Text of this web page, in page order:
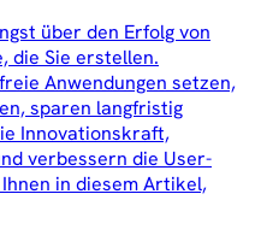
über den Erfolg von
die Sie erstellen.
Anwendungen setzen,
sparen langfristig
Innovationskraft,
verbessern die User-
in diesem Artikel,